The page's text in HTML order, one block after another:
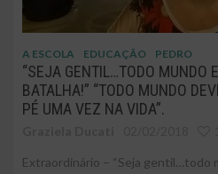
A ESCOLA EDUCAÇÃO PEDRO
“SEJA GENTIL…TODO MUNDO
BATALHA!” “TODO MUNDO
PÉ UMA VEZ NA VIDA”.
Extraordinário – “Seja gentil…todo